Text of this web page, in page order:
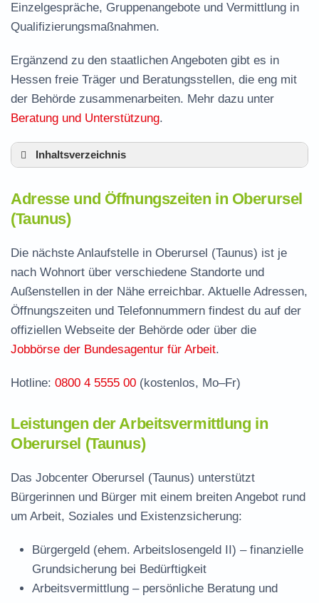
Einzelgespräche, Gruppenangebote und Vermittlung in
Qualifizierungsmaßnahmen.
Ergänzend zu den staatlichen Angeboten gibt es in
Hessen freie Träger und Beratungsstellen, die eng mit
der Behörde zusammenarbeiten. Mehr dazu unter
Beratung und Unterstützung.
Inhaltsverzeichnis
(Taunus)
Leistungen der Arbeitsvermittlung in Oberursel
(Taunus)
Termin vereinbaren und Bürgergeld beantragen
Jobcenter Hochtaunuskreis – zuständige
Stelle
Stellenangebote und Jobbörse in Oberursel
Häufige Fragen rund ums Jobcenter
Adresse und Öffnungszeiten in Oberursel
(Taunus)
Die nächste Anlaufstelle in Oberursel (Taunus) ist je
nach Wohnort über verschiedene Standorte und
Außenstellen in der Nähe erreichbar. Aktuelle Adressen,
Öffnungszeiten und Telefonnummern findest du auf der
offiziellen Webseite der Behörde oder über die
Jobbörse der Bundesagentur für Arbeit.
Hotline: 0800 4 5555 00 (kostenlos, Mo–Fr)
Leistungen der Arbeitsvermittlung in
Oberursel (Taunus)
Das Jobcenter Oberursel (Taunus) unterstützt
Bürgerinnen und Bürger mit einem breiten Angebot rund
um Arbeit, Soziales und Existenzsicherung:
Bürgergeld (ehem. Arbeitslosengeld II) – finanzielle
Grundsicherung bei Bedürftigkeit
Arbeitsvermittlung – persönliche Beratung und